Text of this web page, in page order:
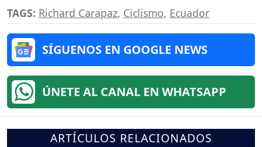
TAGS: Richard Carapaz, Ciclismo, Ecuador
SÍGUENOS EN GOOGLE NEWS
ÚNETE AL CANAL EN WHATSAPP
ARTÍCULOS RELACIONADOS